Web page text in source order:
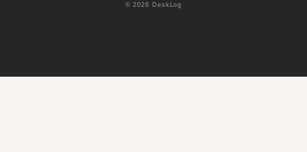
© 2026 DeskLog